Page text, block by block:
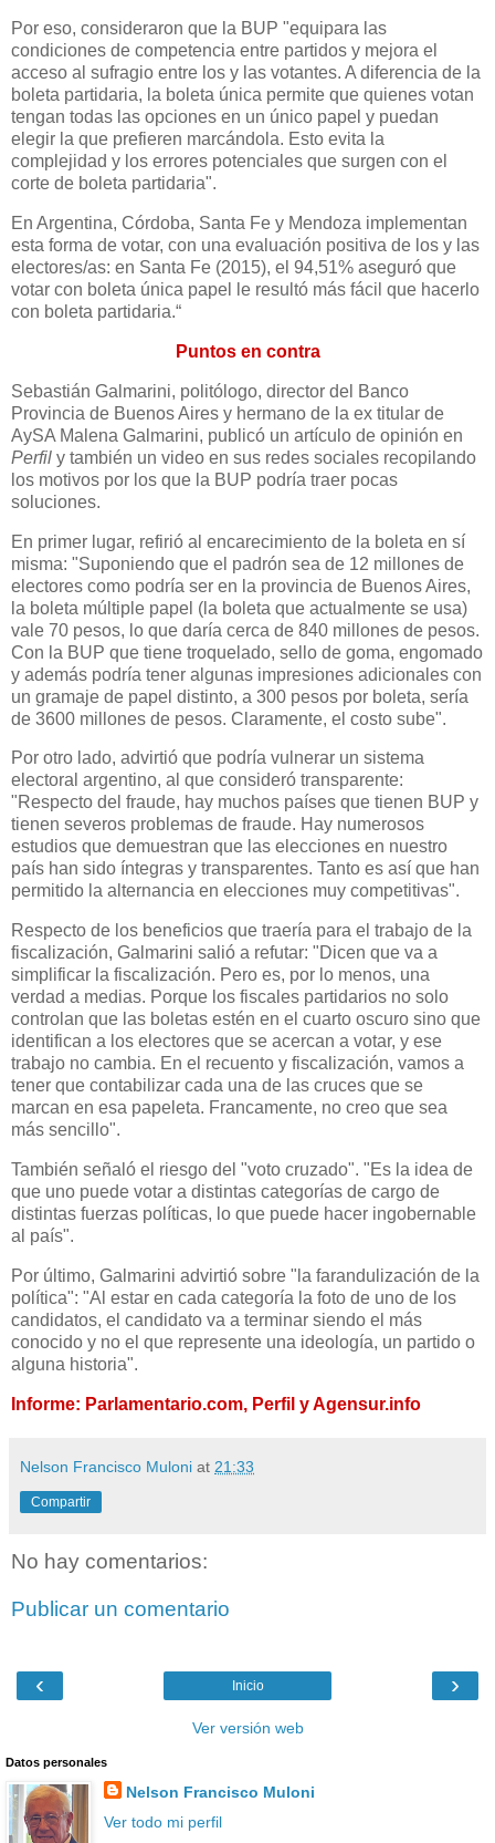
Por eso, consideraron que la BUP "equipara las
condiciones de competencia entre partidos y mejora el
acceso al sufragio entre los y las votantes. A diferencia de la
boleta partidaria, la boleta única permite que quienes votan
tengan todas las opciones en un único papel y puedan
elegir la que prefieren marcándola. Esto evita la
complejidad y los errores potenciales que surgen con el
corte de boleta partidaria".
En Argentina, Córdoba, Santa Fe y Mendoza implementan
esta forma de votar, con una evaluación positiva de los y las
electores/as: en Santa Fe (2015), el 94,51% aseguró que
votar con boleta única papel le resultó más fácil que hacerlo
con boleta partidaria.“
Puntos en contra
Sebastián Galmarini, politólogo, director del Banco
Provincia de Buenos Aires y hermano de la ex titular de
AySA Malena Galmarini, publicó un artículo de opinión en
Perfil y también un video en sus redes sociales recopilando
los motivos por los que la BUP podría traer pocas
soluciones.
En primer lugar, refirió al encarecimiento de la boleta en sí
misma: "Suponiendo que el padrón sea de 12 millones de
electores como podría ser en la provincia de Buenos Aires,
la boleta múltiple papel (la boleta que actualmente se usa)
vale 70 pesos, lo que daría cerca de 840 millones de pesos.
Con la BUP que tiene troquelado, sello de goma, engomado
y además podría tener algunas impresiones adicionales con
un gramaje de papel distinto, a 300 pesos por boleta, sería
de 3600 millones de pesos. Claramente, el costo sube".
Por otro lado, advirtió que podría vulnerar un sistema
electoral argentino, al que consideró transparente:
"Respecto del fraude, hay muchos países que tienen BUP y
tienen severos problemas de fraude. Hay numerosos
estudios que demuestran que las elecciones en nuestro
país han sido íntegras y transparentes. Tanto es así que han
permitido la alternancia en elecciones muy competitivas".
Respecto de los beneficios que traería para el trabajo de la
fiscalización, Galmarini salió a refutar: "Dicen que va a
simplificar la fiscalización. Pero es, por lo menos, una
verdad a medias. Porque los fiscales partidarios no solo
controlan que las boletas estén en el cuarto oscuro sino que
identifican a los electores que se acercan a votar, y ese
trabajo no cambia. En el recuento y fiscalización, vamos a
tener que contabilizar cada una de las cruces que se
marcan en esa papeleta. Francamente, no creo que sea
más sencillo".
También señaló el riesgo del "voto cruzado". "Es la idea de
que uno puede votar a distintas categorías de cargo de
distintas fuerzas políticas, lo que puede hacer ingobernable
al país".
Por último, Galmarini advirtió sobre "la farandulización de la
política": "Al estar en cada categoría la foto de uno de los
candidatos, el candidato va a terminar siendo el más
conocido y no el que represente una ideología, un partido o
alguna historia".
Informe: Parlamentario.com, Perfil y Agensur.info
Nelson Francisco Muloni at 21:33
Compartir
No hay comentarios:
Publicar un comentario
‹ ›
Inicio
Ver versión web
Datos personales
Nelson Francisco Muloni
Ver todo mi perfil